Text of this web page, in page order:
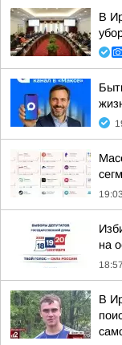
В
19:03
на
18:57
В